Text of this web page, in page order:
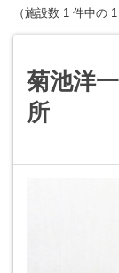
（施設数 1 件中の
菊池洋
所